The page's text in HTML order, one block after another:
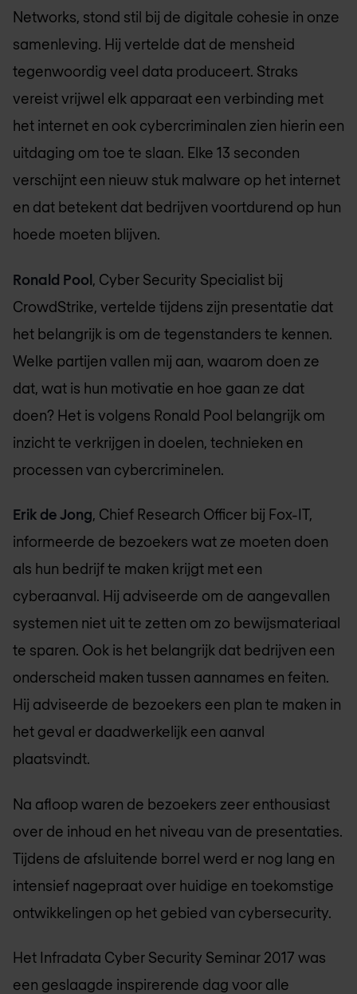
Networks, stond stil bij de digitale cohesie in onze
samenleving. Hij vertelde dat de mensheid
tegenwoordig veel data produceert. Straks
vereist vrijwel elk apparaat een verbinding met
het internet en ook cybercriminalen zien hierin een
uitdaging om toe te slaan. Elke 13 seconden
verschijnt een nieuw stuk malware op het internet
en dat betekent dat bedrijven voortdurend op hun
hoede moeten blijven.
Ronald Pool, Cyber Security Specialist bij
CrowdStrike, vertelde tijdens zijn presentatie dat
het belangrijk is om de tegenstanders te kennen.
Welke partijen vallen mij aan, waarom doen ze
dat, wat is hun motivatie en hoe gaan ze dat
doen? Het is volgens Ronald Pool belangrijk om
inzicht te verkrijgen in doelen, technieken en
processen van cybercriminelen.
Erik de Jong, Chief Research Officer bij Fox-IT,
informeerde de bezoekers wat ze moeten doen
als hun bedrijf te maken krijgt met een
cyberaanval. Hij adviseerde om de aangevallen
systemen niet uit te zetten om zo bewijsmateriaal
te sparen. Ook is het belangrijk dat bedrijven een
onderscheid maken tussen aannames en feiten.
Hij adviseerde de bezoekers een plan te maken in
het geval er daadwerkelijk een aanval
plaatsvindt.
Na afloop waren de bezoekers zeer enthousiast
over de inhoud en het niveau van de presentaties.
Tijdens de afsluitende borrel werd er nog lang en
intensief nagepraat over huidige en toekomstige
ontwikkelingen op het gebied van cybersecurity.
Het Infradata Cyber Security Seminar 2017 was
een geslaagde inspirerende dag voor alle